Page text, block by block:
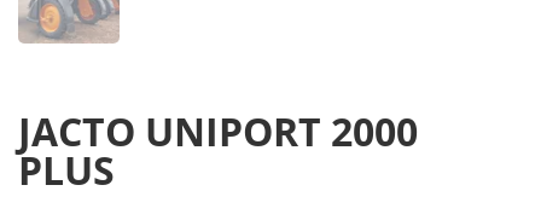
JACTO UNIPORT 2000
PLUS